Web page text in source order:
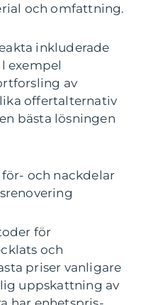
och omfattning.
inkluderade
exempel
av
offertalternativ
bästa lösningen
och nackdelar
för
och
priser vanligare
uppskattning av